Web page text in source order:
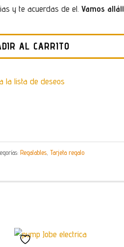
y te acuerdas de el. Vamos allá¡¡
AL CARRITO
la lista de deseos
Regalables, Tarjeta regalo